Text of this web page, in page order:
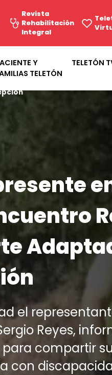
Revista
Rehabilitación
Integral
Y
TELETÓN
TELETÓN
el
Reyes,
compartir
con